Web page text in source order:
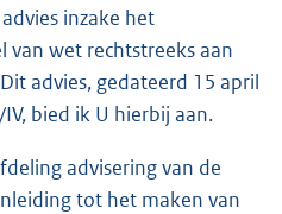
inzake het
van wet rechtstreeks aan
advies, gedateerd 15 april
bied ik U hierbij aan.
advisering van de
tot het maken van